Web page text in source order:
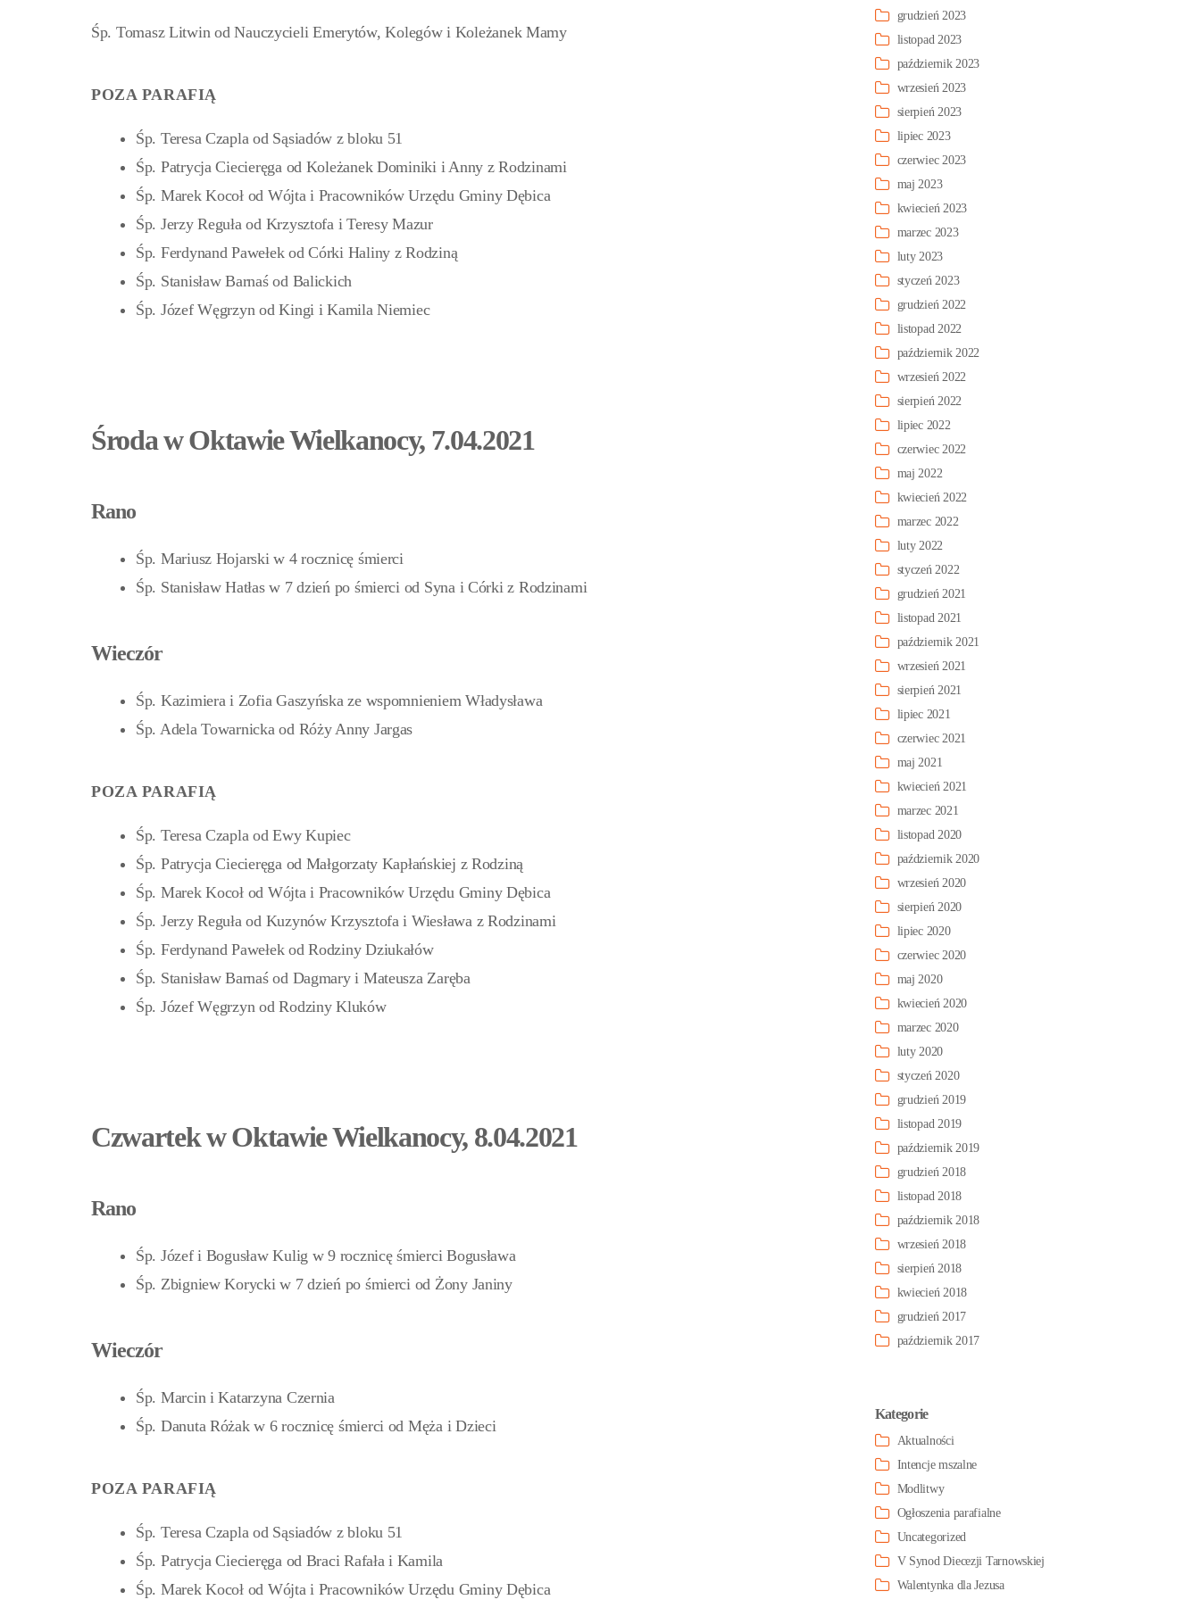
Śp. Tomasz Litwin od Nauczycieli Emerytów, Kolegów i Koleżanek Mamy
POZA PARAFIĄ
Śp. Teresa Czapla od Sąsiadów z bloku 51
Śp. Patrycja Ciecieręga od Koleżanek Dominiki i Anny z Rodzinami
Śp. Marek Kocoł od Wójta i Pracowników Urzędu Gminy Dębica
Śp. Jerzy Reguła od Krzysztofa i Teresy Mazur
Śp. Ferdynand Pawełek od Córki Haliny z Rodziną
Śp. Stanisław Barnaś od Balickich
Śp. Józef Węgrzyn od Kingi i Kamila Niemiec
Środa w Oktawie Wielkanocy, 7.04.2021
Rano
Śp. Mariusz Hojarski w 4 rocznicę śmierci
Śp. Stanisław Hatłas w 7 dzień po śmierci od Syna i Córki z Rodzinami
Wieczór
Śp. Kazimiera i Zofia Gaszyńska ze wspomnieniem Władysława
Śp. Adela Towarnicka od Róży Anny Jargas
POZA PARAFIĄ
Śp. Teresa Czapla od Ewy Kupiec
Śp. Patrycja Ciecieręga od Małgorzaty Kapłańskiej z Rodziną
Śp. Marek Kocoł od Wójta i Pracowników Urzędu Gminy Dębica
Śp. Jerzy Reguła od Kuzynów Krzysztofa i Wiesława z Rodzinami
Śp. Ferdynand Pawełek od Rodziny Dziukałów
Śp. Stanisław Barnaś od Dagmary i Mateusza Zaręba
Śp. Józef Węgrzyn od Rodziny Kluków
Czwartek w Oktawie Wielkanocy, 8.04.2021
Rano
Śp. Józef i Bogusław Kulig w 9 rocznicę śmierci Bogusława
Śp. Zbigniew Korycki w 7 dzień po śmierci od Żony Janiny
Wieczór
Śp. Marcin i Katarzyna Czernia
Śp. Danuta Różak w 6 rocznicę śmierci od Męża i Dzieci
POZA PARAFIĄ
Śp. Teresa Czapla od Sąsiadów z bloku 51
Śp. Patrycja Ciecieręga od Braci Rafała i Kamila
Śp. Marek Kocoł od Wójta i Pracowników Urzędu Gminy Dębica
grudzień 2023
listopad 2023
październik 2023
wrzesień 2023
sierpień 2023
lipiec 2023
czerwiec 2023
maj 2023
kwiecień 2023
marzec 2023
luty 2023
styczeń 2023
grudzień 2022
listopad 2022
październik 2022
wrzesień 2022
sierpień 2022
lipiec 2022
czerwiec 2022
maj 2022
kwiecień 2022
marzec 2022
luty 2022
styczeń 2022
grudzień 2021
listopad 2021
październik 2021
wrzesień 2021
sierpień 2021
lipiec 2021
czerwiec 2021
maj 2021
kwiecień 2021
marzec 2021
listopad 2020
październik 2020
wrzesień 2020
sierpień 2020
lipiec 2020
czerwiec 2020
maj 2020
kwiecień 2020
marzec 2020
luty 2020
styczeń 2020
grudzień 2019
listopad 2019
październik 2019
grudzień 2018
listopad 2018
październik 2018
wrzesień 2018
sierpień 2018
kwiecień 2018
grudzień 2017
październik 2017
Kategorie
Aktualności
Intencje mszalne
Modlitwy
Ogłoszenia parafialne
Uncategorized
V Synod Diecezji Tarnowskiej
Walentynka dla Jezusa